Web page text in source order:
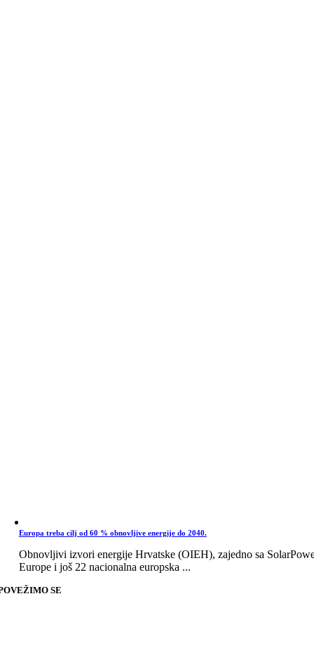
Europa treba cilj od 60 % obnovljive energije do 2040.
Obnovljivi izvori energije Hrvatske (OIEH), zajedno sa
Europe i još 22 nacionalna europska ...
SE